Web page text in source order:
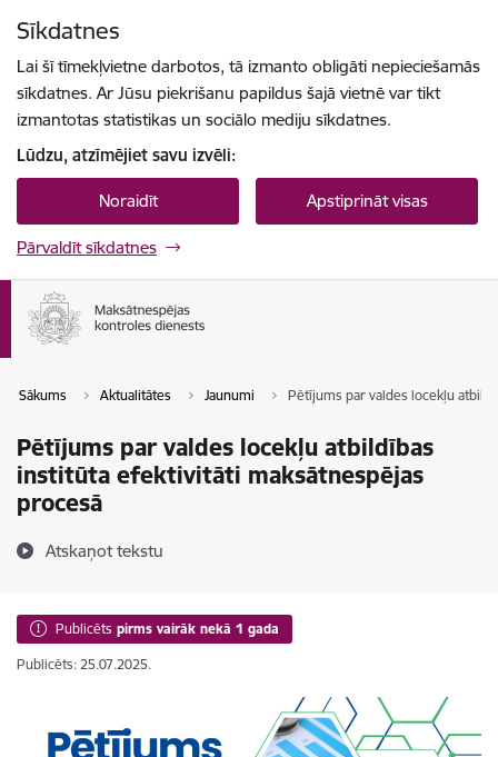
Sīkdatnes
Lai šī tīmekļvietne darbotos, tā izmanto obligāti nepieciešamās
sīkdatnes. Ar Jūsu piekrišanu papildus šajā vietnē var tikt
izmantotas statistikas un sociālo mediju sīkdatnes.
Lūdzu, atzīmējiet savu izvēli:
Noraidīt Apstiprināt visas
Pārvaldīt sīkdatnes
Sākums Aktualitātes Jaunumi Pētījums par valdes locekļu
Pētījums par valdes locekļu atbildības
institūta efektivitāti maksātnespējas
procesā
Atskaņot tekstu
Publicēts pirms vairāk nekā 1 gada
Publicēts: 25.07.2025.